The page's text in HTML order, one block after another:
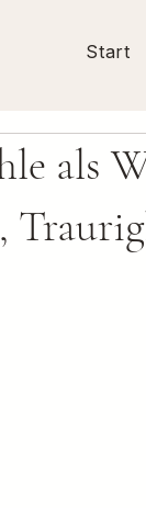
Start
als